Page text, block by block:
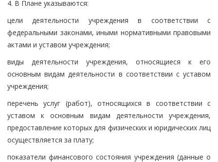
4. В Плане указываются:
цели деятельности учреждения в соответствии с
федеральными законами, иными нормативными правовыми
актами и уставом учреждения;
виды деятельности учреждения, относящиеся к его
основным видам деятельности в соответствии с уставом
учреждения;
перечень услуг (работ), относящихся в соответствии с
уставом к основным видам деятельности учреждения,
предоставление которых для физических и юридических лиц
осуществляется за плату;
показатели финансового состояния учреждения (данные о